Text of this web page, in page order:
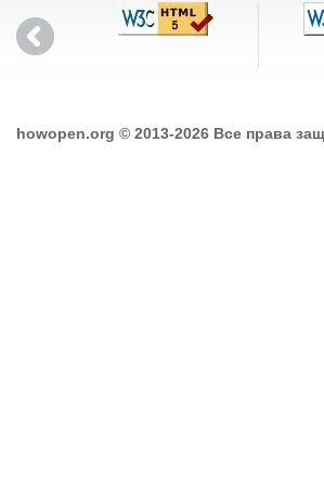
howopen.org © 2013-2026 Все права